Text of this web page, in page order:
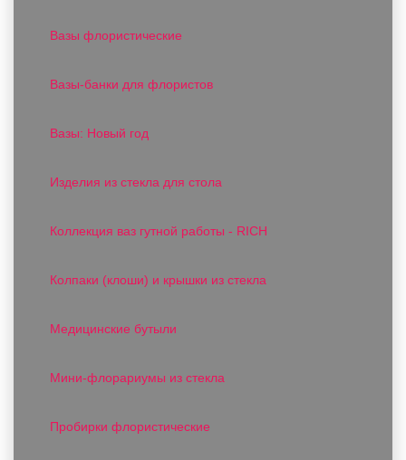
Вазы флористические
Вазы-банки для флористов
Вазы: Новый год
Изделия из стекла для стола
Коллекция ваз гутной работы - RICH
Колпаки (клоши) и крышки из стекла
Медицинские бутыли
Мини-флорариумы из стекла
Пробирки флористические